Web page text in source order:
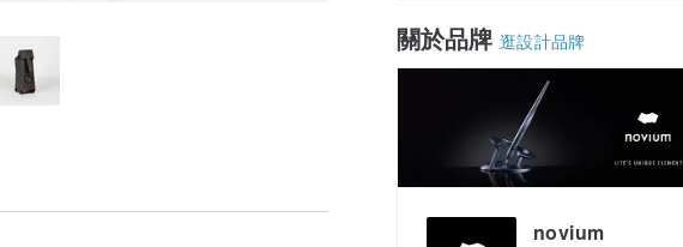
關於品牌 逛設計品牌
novium